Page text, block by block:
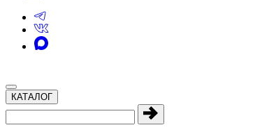
КАТАЛОГ